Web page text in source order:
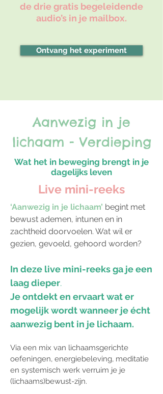
de drie gratis begeleidende
audio’s in je mailbox.
Ontvang het experiment
Aanwezig in je
lichaam - Verdieping
Wat het in beweging brengt in je
dagelijks leven
Live mini-reeks
‘Aanwezig in je lichaam’ begint met
bewust ademen, intunen en in
zachtheid doorvoelen. Wat wil er
gezien, gevoeld, gehoord worden?
In deze live mini-reeks ga je een
laag dieper.
Je ontdekt en ervaart wat er
mogelijk wordt wanneer je écht
aanwezig bent in je lichaam.
Via een mix van lichaamsgerichte
oefeningen, energiebeleving, meditatie
en systemisch werk verruim je je
(lichaams)bewust-zijn.